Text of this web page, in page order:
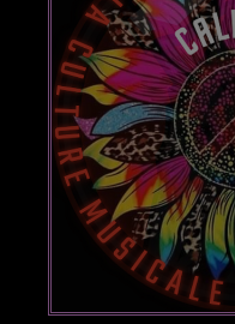
AFRO
Playlist Lune
00:00 - 08:00